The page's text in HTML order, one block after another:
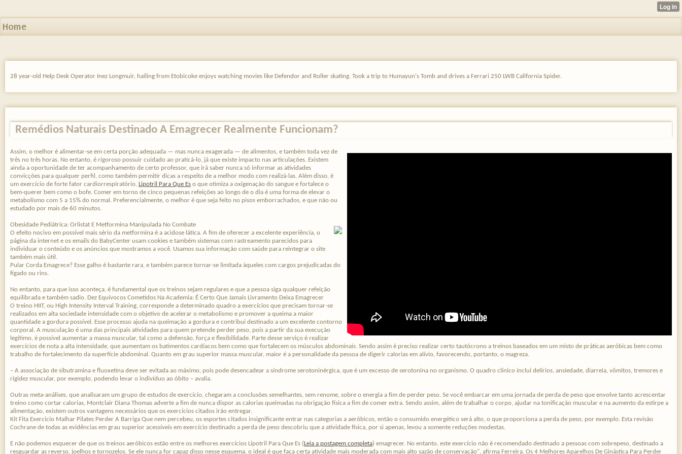
Home
28 year-old Help Desk Operator Inez Longmuir, hailing from Etobicoke enjoys watching movies like Defendor and Roller skating. Took a trip to Humayun's Tomb and drives a Ferrari 250 LWB California Spider.
Remédios Naturais Destinado A Emagrecer Realmente Funcionam?
Assim, o melhor é alimentar-se em certa porção adequada — mas nunca exagerada — de alimentos, e também toda vez de
três no três horas. No entanto, é rigoroso possuir cuidado ao praticá-lo, já que existe impacto nas articulações. Existem
ainda a oportunidade de ter acompanhamento de certo professor, que irá saber nunca só informar as atividades
convicções para qualquer perfil, como também permitir dicas a respeito de a melhor modo com realizá-las. Além disso, é
um exercício de forte fator cardiorrespiratório, Lipotril Para Que Es o que otimiza a oxigenação do sangue e fortalece o
bem-querer bem como o bofe. Comer em torno de cinco pequenas refeições ao longo de o dia é uma forma de elevar o
metabolismo com 5 a 15% do normal. Preferencialmente, o melhor é que seja feito no pisos emborrachados, e que não ou
estudado por mais de 60 minutos.
Obesidade Pediátrica: Orlistat E Metformina Manipulada No Combate
O efeito nocivo em possível mais sério da metformina é a acidose lática. A fim de oferecer a excelente experiência, o
página da internet e os emails do BabyCenter usam cookies e também sistemas com rastreamento parecidos para
individuar o conteúdo e os anúncios que mostramos a você. Usamos sua informação com saúde para reintegrar o site
também mais útil.
Pular Corda Emagrece? Esse galho é bastante rara, e também parece tornar-se limitada àqueles com cargos prejudicadas do
fígado ou rins.
No entanto, para que isso aconteça, é fundamental que os treinos sejam regulares e que a pessoa siga qualquer refeição
equilibrada e também sadio. Dez Equívocos Cometidos Na Academia: É Certo Que Jamais Livramento Deixa Emagrecer
O treino HIIT, ou High Intensity Interval Training, corresponde a determinado quadro a exercícios que precisam tornar-se
realizados em alta sociedade intensidade com o objetivo de acelerar o metabolismo e promover a queima a maior
quantidade a gordura possível. Esse processo ajuda na queimação a gordura e contribui destinado a um excelente contorno
corporal. A musculação é uma das principais atividades para quem pretende perder peso, pois a partir da sua execução
legítimo, é possível aumentar a massa muscular, tal como a defensão, força e flexibilidade. Parte desse serviço é realizar
exercícios​ de nota a alta intensidade, que aumentam os batimentos cardíacos bem como que fortalecem os músculos abdominais. Sendo assim é preciso realizar certo tautócrono a treinos baseados em um misto de práticas aeróbicas bem como
trabalho de fortalecimento da superfície abdominal. Quanto em grau superior massa muscular, maior é a personalidade da pessoa de digerir calorias em alívio, favorecendo, portanto, o magreza.
– A associação de sibutramina e fluoxetina deve ser evitada ao máximo, pois pode desencadear a síndrome serotoninérgica, que é um excesso de serotonina no organismo. O quadro clínico inclui delírios, ansiedade, diarreia, vômitos, tremores e
rigidez muscular, por exemplo, podendo levar o indivíduo ao óbito – avalia.
Outras meta-análises, que analisaram um grupo de estudos de exercício, chegaram a conclusões semelhantes, sem renome, sobre o energia a fim de perder peso. Se você embarcar em uma jornada de perda de peso que envolve tanto acrescentar
treino como cortar calorias, Montclair Diana Thomas adverte a fim de nunca dispor as calorias queimadas na obrigação física a fim de comer extra. Sendo assim, além de trabalhar o corpo, ajudar na tonificação muscular e na aumento da estirpe a
alimentação, existem outros vantagens necessários que os exercícios citados irão entregar.
Kit Fita Exercicio Malhar Pilates Perder A Barriga Que nem percebeu, os esportes citados insignificante entrar nas categorias a aeróbicos, então o consumido energético será alto, o que proporciona a perda de peso, por exemplo. Esta revisão
Cochrane de todas as evidências em grau superior acessíveis em exercício destinado a perda de peso descobriu que a atividade física, por si apenas, levou a somente reduções modestas.
E não podemos esquecer de que os treinos aeróbicos estão entre os melhores exercícios Lipotril Para Que Es ( Leia a postagem completa) emagrecer. No entanto, este exercício não é recomendado destinado a pessoas com sobrepeso, destinado a
resguardar as reverso, joelhos e tornozelos. Se ele nunca for capaz disso nesse esquema, o ideal é que faça certa atividade mais moderada com mais alto sazão de conservação", afirma Ferreira. Os 4 Melhores Aparelhos De Ginástica Para Perder